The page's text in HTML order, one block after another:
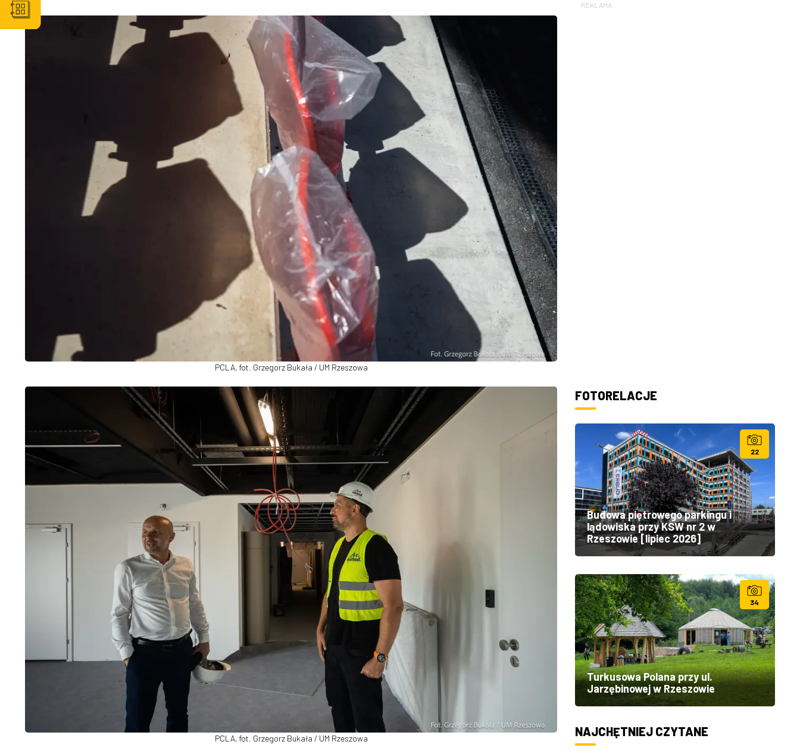
PCLA, fot. Grzegorz Bukała / UM Rzeszowa
PCLA, fot. Grzegorz Bukała / UM Rzeszowa
REKLAMA
FOTORELACJE
22
Budowa piętrowego parkingu i
lądowiska przy KSW nr 2 w
Rzeszowie [lipiec 2026]
34
Turkusowa Polana przy ul.
Jarzębinowej w Rzeszowie
NAJCHĘTNIEJ CZYTANE